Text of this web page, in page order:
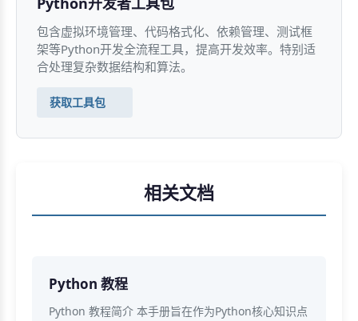
包含虚拟环境管理、代码格式化、依赖管理、测试框
架等Python开发全流程工具，提高开发效率。特别适
合处理复杂数据结构和算法。
获取工具包
相关文档
Python 教程
Python 教程简介 本手册旨在作为Python核心知识点